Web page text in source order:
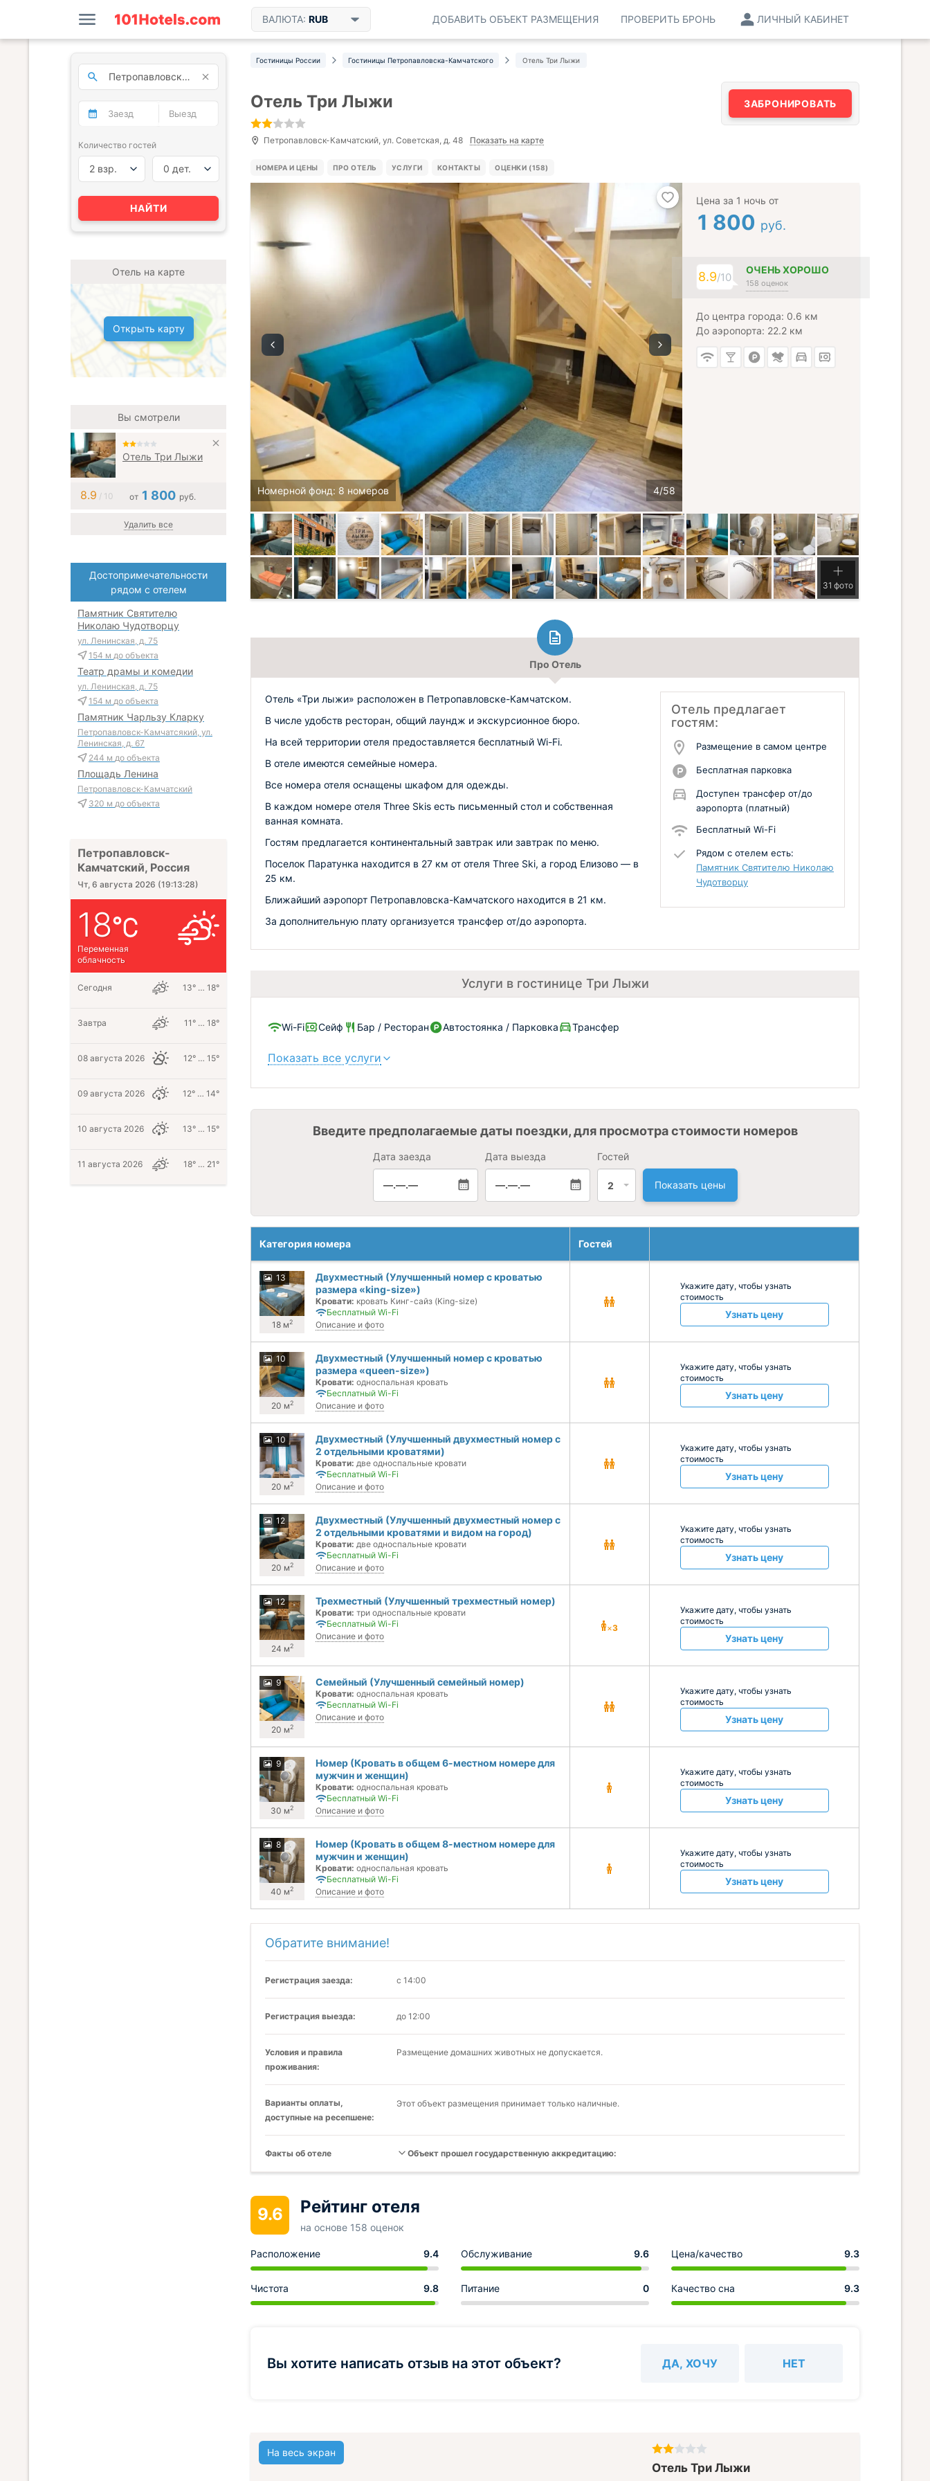
ВАЛЮТА: RUB ЛИЧНЫЙ КАБИНЕТ
ПРОВЕРИТЬ БРОНЬ
ДОБАВИТЬ ОБЪЕКТ РАЗМЕЩЕНИЯ
Гостиницы России Гостиницы Петропавловска-Камчатского Отель Три Лыжи
Отель Три Лыжи
Петропавловск-Камчатский, ул. Советская, д. 48 Показать на карте
ЗАБРОНИРОВАТЬ
НОМЕРА И ЦЕНЫ ПРО ОТЕЛЬ УСЛУГИ КОНТАКТЫ ОЦЕНКИ (158)
Номерной фонд: 8 номеров
Цена за 1 ночь от
1 800 руб.
8.9/10
ОЧЕНЬ ХОРОШО
158 оценок
До центра города: 0.6 км
До аэропорта: 22.2 км
31 фото
Про Отель
Отель предлагает
гостям:
Размещение в самом центре
Бесплатная парковка
Доступен трансфер от/до
аэропорта (платный)
Бесплатный Wi-Fi
Рядом с отелем есть:
Памятник Святителю Николаю
Чудотворцу
Отель «Три лыжи» расположен в Петропавловске-Камчатском.
В числе удобств ресторан, общий лаундж и экскурсионное бюро.
На всей территории отеля предоставляется бесплатный Wi-Fi.
В отеле имеются семейные номера.
Все номера отеля оснащены шкафом для одежды.
В каждом номере отеля Three Skis есть письменный стол и собственная
ванная комната.
Гостям предлагается континентальный завтрак или завтрак по меню.
Поселок Паратунка находится в 27 км от отеля Three Ski, а город Елизово — в
25 км.
Ближайший аэропорт Петропавловска-Камчатского находится в 21 км.
За дополнительную плату организуется трансфер от/до аэропорта.
Услуги в гостинице Три Лыжи
Wi-Fi Сейф Бар / Ресторан Автостоянка / Парковка Трансфер
Показать все услуги
Введите предполагаемые даты поездки, для просмотра стоимости номеров
Дата заезда
—.—.—
Дата выезда
—.—.—
Гостей
2 Показать цены
Категория номера Гостей
13
18 м2
Двухместный (Улучшенный номер с кроватью
размера «king-size»)
Кровати: кровать Кинг-сайз (King-size)
Бесплатный Wi-Fi
Описание и фото
Укажите дату, чтобы узнать
стоимость
Узнать цену
10
20 м2
Двухместный (Улучшенный номер с кроватью
размера «queen-size»)
Кровати: односпальная кровать
Бесплатный Wi-Fi
Описание и фото
Укажите дату, чтобы узнать
стоимость
Узнать цену
10
20 м2
Двухместный (Улучшенный двухместный номер с
2 отдельными кроватями)
Кровати: две односпальные кровати
Бесплатный Wi-Fi
Описание и фото
Укажите дату, чтобы узнать
стоимость
Узнать цену
12
20 м2
Двухместный (Улучшенный двухместный номер с
2 отдельными кроватями и видом на город)
Кровати: две односпальные кровати
Бесплатный Wi-Fi
Описание и фото
Укажите дату, чтобы узнать
стоимость
Узнать цену
12
24 м2
Трехместный (Улучшенный трехместный номер)
Кровати: три односпальные кровати
Бесплатный Wi-Fi
Описание и фото
×3
Укажите дату, чтобы узнать
стоимость
Узнать цену
9
20 м2
Семейный (Улучшенный семейный номер)
Кровати: односпальная кровать
Бесплатный Wi-Fi
Описание и фото
Укажите дату, чтобы узнать
стоимость
Узнать цену
9
30 м2
Номер (Кровать в общем 6-местном номере для
мужчин и женщин)
Кровати: односпальная кровать
Бесплатный Wi-Fi
Описание и фото
Укажите дату, чтобы узнать
стоимость
Узнать цену
8
40 м2
Номер (Кровать в общем 8-местном номере для
мужчин и женщин)
Кровати: односпальная кровать
Бесплатный Wi-Fi
Описание и фото
Укажите дату, чтобы узнать
стоимость
Узнать цену
Обратите внимание!
Регистрация заезда: с 14:00
Регистрация выезда: до 12:00
Условия и правила
проживания:
Размещение домашних животных не допускается.
Варианты оплаты,
доступные на ресепшене:
Этот объект размещения принимает только наличные.
Факты об отеле Объект прошел государственную аккредитацию:
9.6 Рейтинг отеля
на основе 158 оценок
Расположение 9.4 Обслуживание 9.6 Цена/качество 9.3
Чистота 9.8 Питание 0 Качество сна 9.3
Вы хотите написать отзыв на этот объект? ДА, ХОЧУ НЕТ
На весь экран
Отель Три Лыжи
Количество гостей
2 взр. 0 дет.
НАЙТИ
Отель на карте
Открыть карту
Вы смотрели
Отель Три Лыжи
8.9 / 10 от 1 800 руб.
Удалить все
Достопримечательности
рядом с отелем
Памятник Святителю
Николаю Чудотворцу
ул. Ленинская, д. 75
154 м до объекта
Театр драмы и комедии
ул. Ленинская, д. 75
154 м до объекта
Памятник Чарльзу Кларку
Петропавловск-Камчатсякий, ул.
Ленинская, д. 67
244 м до объекта
Площадь Ленина
Петропавловск-Камчатский
320 м до объекта
Петропавловск-
Камчатский, Россия
Чт, 6 августа 2026 (19:13:29)
18
Переменная
облачность
Сегодня 13° … 18°
Завтра 11° … 18°
08 августа 2026 12° … 15°
09 августа 2026 12° … 14°
10 августа 2026 13° … 15°
11 августа 2026 18° … 21°